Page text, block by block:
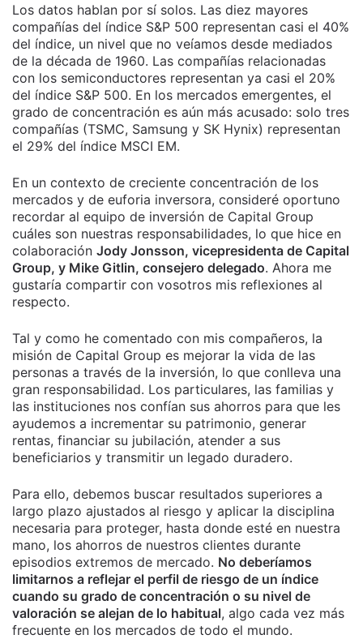
Los datos hablan por sí solos. Las diez mayores
compañías del índice S&P 500 representan casi el 40%
del índice, un nivel que no veíamos desde mediados
de la década de 1960. Las compañías relacionadas
con los semiconductores representan ya casi el 20%
del índice S&P 500. En los mercados emergentes, el
grado de concentración es aún más acusado: solo tres
compañías (TSMC, Samsung y SK Hynix) representan
el 29% del índice MSCI EM.
En un contexto de creciente concentración de los
mercados y de euforia inversora, consideré oportuno
recordar al equipo de inversión de Capital Group
cuáles son nuestras responsabilidades, lo que hice en
colaboración Jody Jonsson, vicepresidenta de Capital
Group, y Mike Gitlin, consejero delegado. Ahora me
gustaría compartir con vosotros mis reflexiones al
respecto.
Tal y como he comentado con mis compañeros, la
misión de Capital Group es mejorar la vida de las
personas a través de la inversión, lo que conlleva una
gran responsabilidad. Los particulares, las familias y
las instituciones nos confían sus ahorros para que les
ayudemos a incrementar su patrimonio, generar
rentas, financiar su jubilación, atender a sus
beneficiarios y transmitir un legado duradero.
Para ello, debemos buscar resultados superiores a
largo plazo ajustados al riesgo y aplicar la disciplina
necesaria para proteger, hasta donde esté en nuestra
mano, los ahorros de nuestros clientes durante
episodios extremos de mercado. No deberíamos
limitarnos a reflejar el perfil de riesgo de un índice
cuando su grado de concentración o su nivel de
valoración se alejan de lo habitual, algo cada vez más
frecuente en los mercados de todo el mundo.